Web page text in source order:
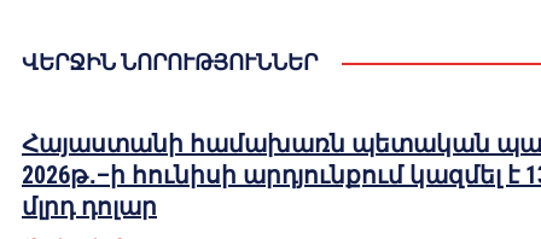
ՎԵՐՋԻՆ ՆՈՐՈՒԹՅՈՒՆՆԵՐ
Հայաստանի համախառն պետական
2026թ․–ի հունիսի արդյունքում կազմել է
մլրդ դոլար